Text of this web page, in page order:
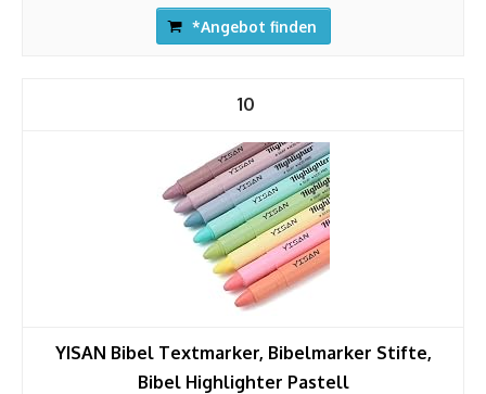
*Angebot finden
10
YISAN Bibel Textmarker, Bibelmarker Stifte,
Bibel Highlighter Pastell